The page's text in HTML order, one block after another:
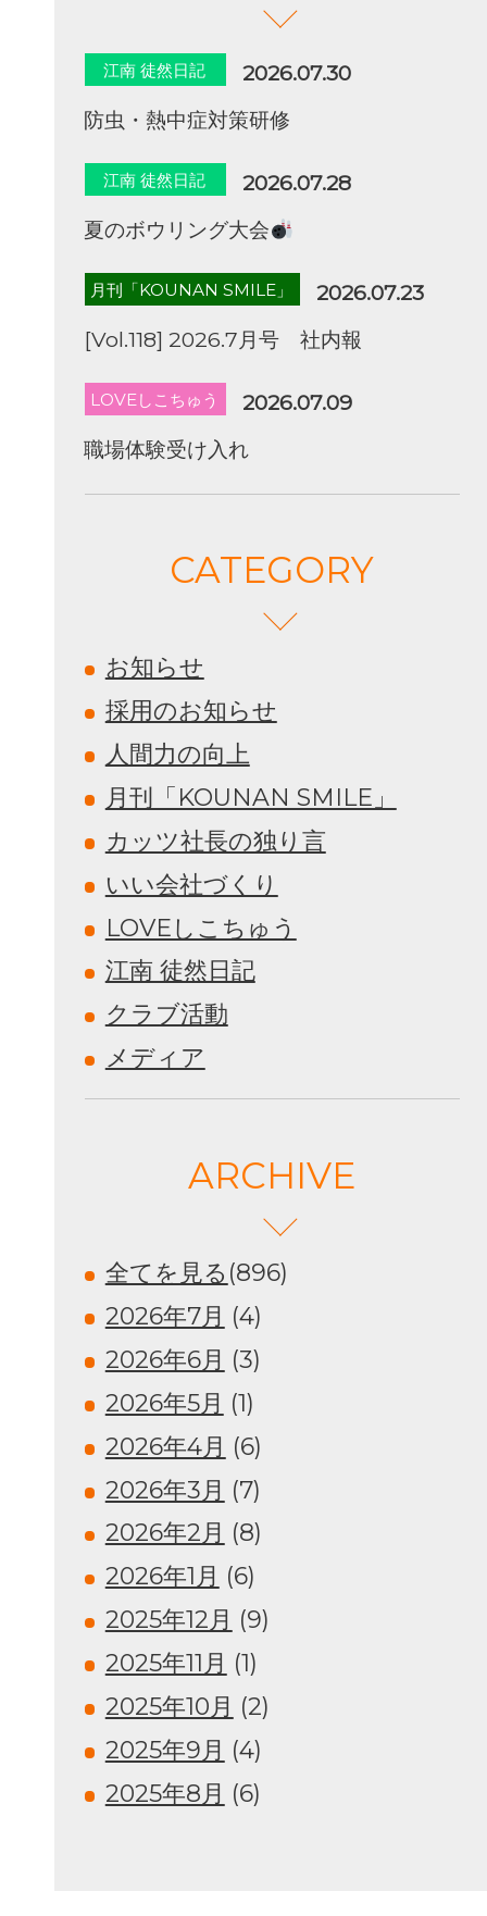
江南 徒然日記
2026.07.30
防虫・熱中症対策研修
江南 徒然日記
2026.07.28
夏のボウリング大会
月刊「KOUNAN SMILE」
2026.07.23
[Vol.118] 2026.7月号 社内報
LOVEしこちゅう
2026.07.09
職場体験受け入れ
CATEGORY
お知らせ
採用のお知らせ
人間力の向上
月刊「KOUNAN SMILE」
カッツ社長の独り言
いい会社づくり
LOVEしこちゅう
江南 徒然日記
クラブ活動
メディア
ARCHIVE
全てを見る (896)
2026年7月 (4)
2026年6月 (3)
2026年5月 (1)
2026年4月 (6)
2026年3月 (7)
2026年2月 (8)
2026年1月 (6)
2025年12月 (9)
2025年11月 (1)
2025年10月 (2)
2025年9月 (4)
2025年8月 (6)